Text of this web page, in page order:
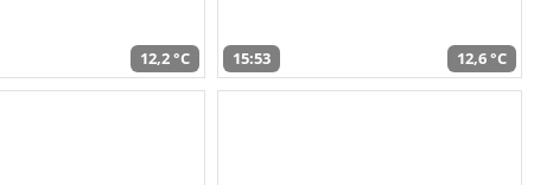
12,2 °C 15:53 12,6 °C